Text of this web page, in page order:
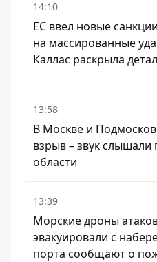
14:10
ЕС ввел новые
на массированные
Каллас раскрыла
13:58
В Москве и
взрыв – звук слышали
области
13:39
Морские дроны
эвакуировали с
порта сообщают о